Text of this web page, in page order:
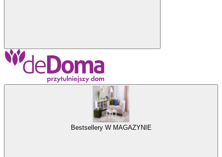
Bestsellery W MAGAZYNIE